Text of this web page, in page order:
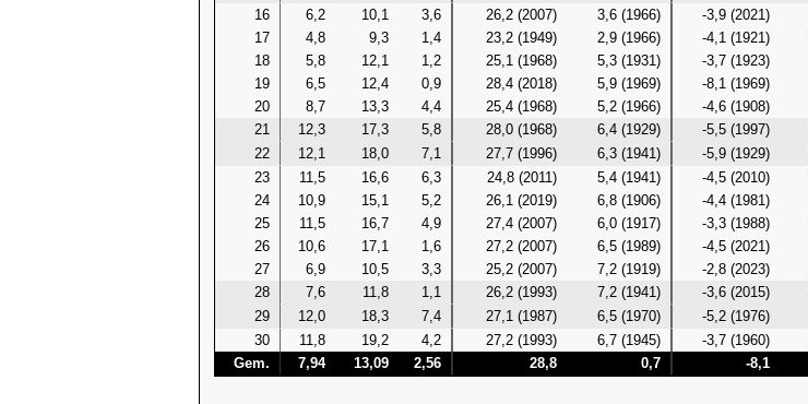
16
6,2 10,1 3,6 26,2 (2007) 3,6 (1966) -3,9 (2021)
17
4,8 9,3 1,4 23,2 (1949) 2,9 (1966) -4,1 (1921)
18
5,8 12,1 1,2 25,1 (1968) 5,3 (1931) -3,7 (1923)
19
6,5 12,4 0,9 28,4 (2018) 5,9 (1969) -8,1 (1969)
20
8,7 13,3 4,4 25,4 (1968) 5,2 (1966) -4,6 (1908)
21
12,3 17,3 5,8 28,0 (1968) 6,4 (1929) -5,5 (1997)
22
12,1 18,0 7,1 27,7 (1996) 6,3 (1941) -5,9 (1929)
23
11,5 16,6 6,3 24,8 (2011) 5,4 (1941) -4,5 (2010)
24
10,9 15,1 5,2 26,1 (2019) 6,8 (1906) -4,4 (1981)
25
11,5 16,7 4,9 27,4 (2007) 6,0 (1917) -3,3 (1988)
26
10,6 17,1 1,6 27,2 (2007) 6,5 (1989) -4,5 (2021)
27
6,9 10,5 3,3 25,2 (2007) 7,2 (1919) -2,8 (2023)
28
7,6 11,8 1,1 26,2 (1993) 7,2 (1941) -3,6 (2015)
29
12,0 18,3 7,4 27,1 (1987) 6,5 (1970) -5,2 (1976)
30
11,8 19,2 4,2 27,2 (1993) 6,7 (1945) -3,7 (1960)
Gem.
7,94 13,09 2,56 28,8 0,7 -8,1